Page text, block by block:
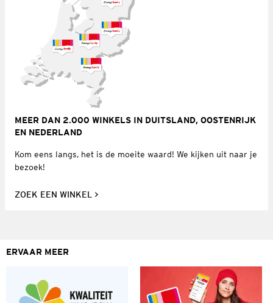
MEER DAN 2.000 WINKELS IN DUITSLAND, OOSTENRIJK
EN NEDERLAND
Kom eens langs, het is de moeite waard! We kijken uit naar je
bezoek!
ZOEK EEN WINKEL
ERVAAR MEER